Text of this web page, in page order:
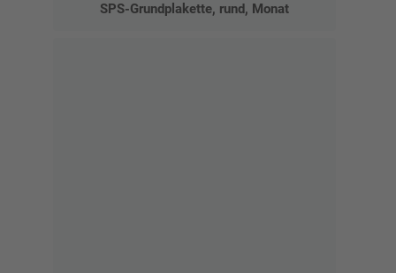
SPS-Grundplakette, rund, Monat